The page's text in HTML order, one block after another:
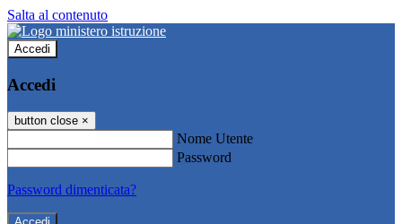
Salta al contenuto
Accedi
Accedi
button close ×
Nome Utente
Password
Password dimenticata?